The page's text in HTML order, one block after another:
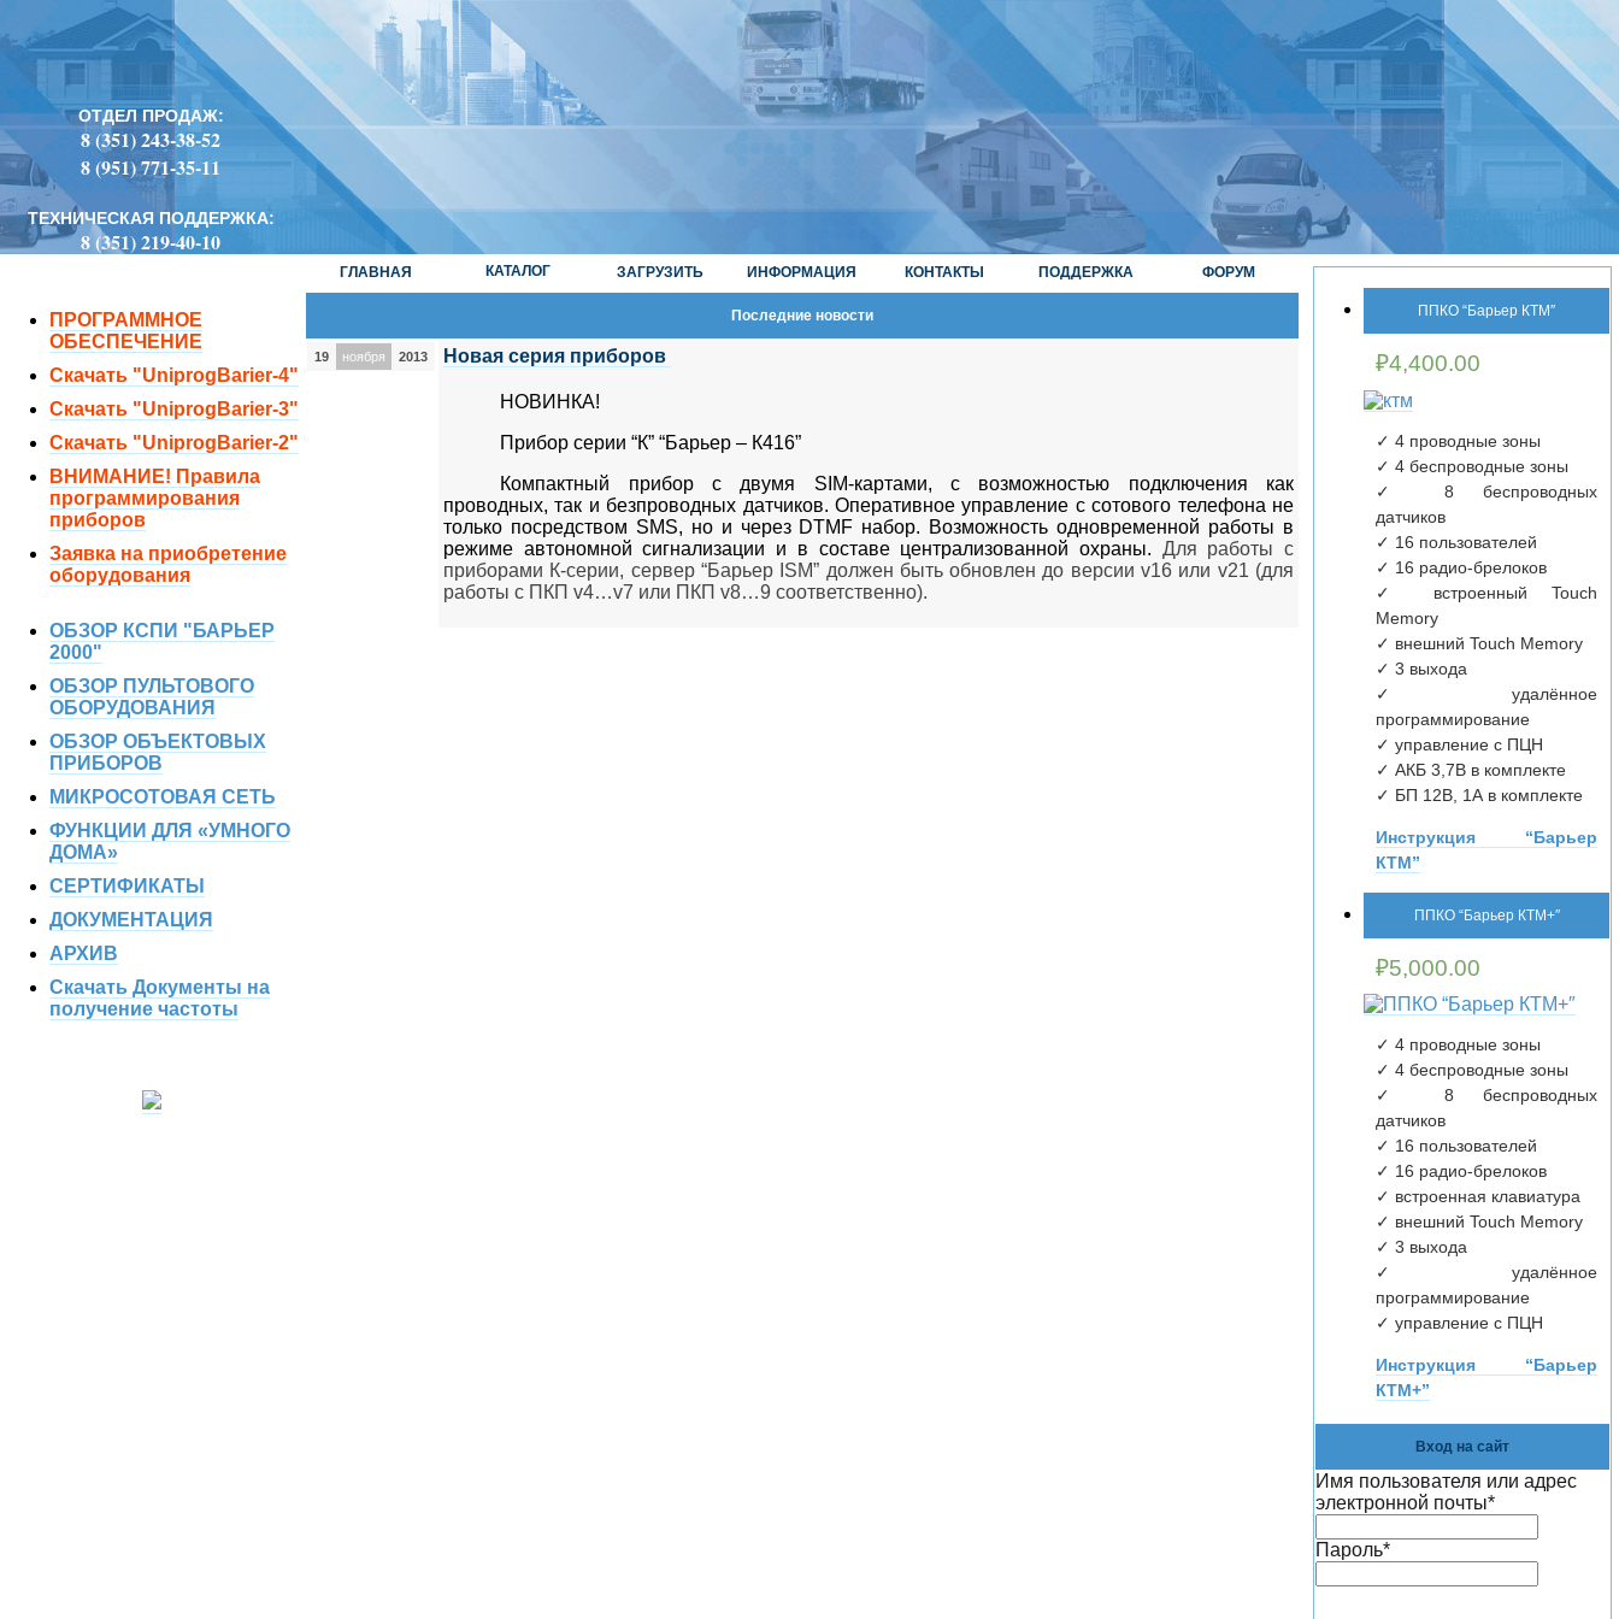
ОТДЕЛ ПРОДАЖ:
8 (351) 243-38-52
8 (951) 771-35-11
ТЕХНИЧЕСКАЯ ПОДДЕРЖКА:
8 (351) 219-40-10
ПРОГРАММНОЕ
ОБЕСПЕЧЕНИЕ
Скачать "UniprogBarier-4"
Скачать "UniprogBarier-3"
Скачать "UniprogBarier-2"
ВНИМАНИЕ! Правила
программирования
приборов
Заявка на приобретение
оборудования
ОБЗОР КСПИ "БАРЬЕР
2000"
ОБЗОР ПУЛЬТОВОГО
ОБОРУДОВАНИЯ
ОБЗОР ОБЪЕКТОВЫХ
ПРИБОРОВ
МИКРОСОТОВАЯ СЕТЬ
ФУНКЦИИ ДЛЯ «УМНОГО
ДОМА»
СЕРТИФИКАТЫ
ДОКУМЕНТАЦИЯ
АРХИВ
Скачать Документы на
получение частоты
ГЛАВНАЯ КАТАЛОГ ЗАГРУЗИТЬ ИНФОРМАЦИЯ КОНТАКТЫ ПОДДЕРЖКА ФОРУМ
Последние новости
19 ноября 2013 Новая серия приборов
НОВИНКА!
Прибор серии “К” “Барьер – К416”
Компактный прибор с двумя SIM-картами, с возможностью подключения как
проводных, так и безпроводных датчиков. Оперативное управление с сотового телефона не
только посредством SMS, но и через DTMF набор. Возможность одновременной работы в
режиме автономной сигнализации и в составе централизованной охраны. Для работы с
приборами К-серии, сервер “Барьер ISM” должен быть обновлен до версии v16 или v21 (для
работы с ПКП v4…v7 или ПКП v8…9 соответственно).
ППКО “Барьер КТМ″
₽4,400.00
✓ 4 проводные зоны
✓ 4 беспроводные зоны
✓ 8 беспроводных
датчиков
✓ 16 пользователей
✓ 16 радио-брелоков
✓ встроенный Touch
Memory
✓ внешний Touch Memory
✓ 3 выхода
✓ удалённое
программирование
✓ управление с ПЦН
✓ АКБ 3,7В в комплекте
✓ БП 12В, 1А в комплекте
Инструкция “Барьер
КТМ”
ППКО “Барьер КТМ+″
₽5,000.00
✓ 4 проводные зоны
✓ 4 беспроводные зоны
✓ 8 беспроводных
датчиков
✓ 16 пользователей
✓ 16 радио-брелоков
✓ встроенная клавиатура
✓ внешний Touch Memory
✓ 3 выхода
✓ удалённое
программирование
✓ управление с ПЦН
Инструкция “Барьер
КТМ+”
Вход на сайт
Имя пользователя или адрес
электронной почты*
Пароль*